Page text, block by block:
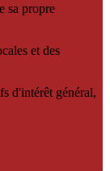
sa propre
et des
d'intérêt général,